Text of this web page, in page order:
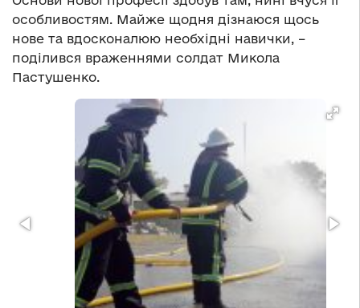
особливостям. Майже щодня дізнаюся щось
нове та вдосконалюю необхідні навички, –
поділився враженнями солдат Микола
Пастушенко.